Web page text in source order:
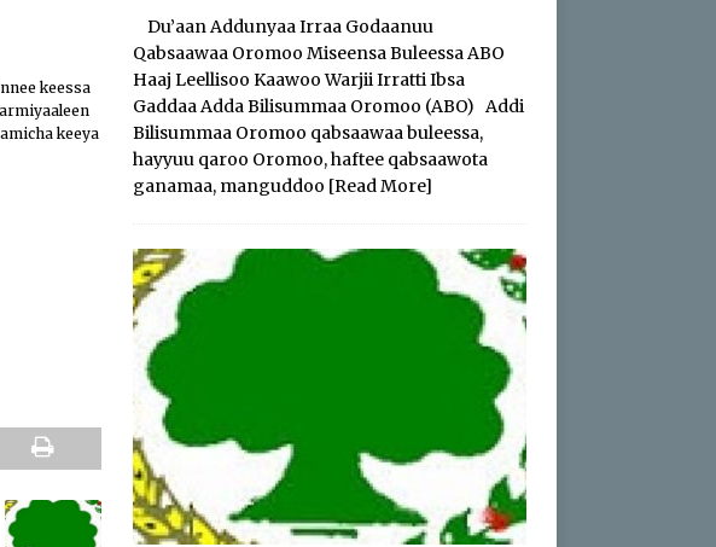
keessa
keeya
Du’aan Addunyaa Irraa Godaanuu
Qabsaawaa Oromoo Miseensa Buleessa ABO
Haaj Leellisoo Kaawoo Warjii Irratti Ibsa
Gaddaa Adda Bilisummaa Oromoo (ABO) Addi
Bilisummaa Oromoo qabsaawaa buleessa,
hayyuu qaroo Oromoo, haftee qabsaawota
ganamaa, manguddoo [Read More]